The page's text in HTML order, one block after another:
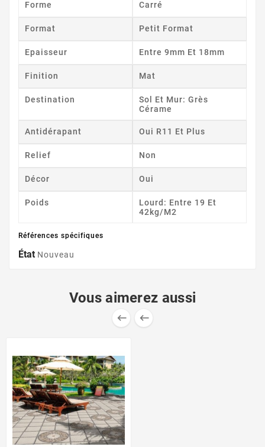
Forme Carré
Format Petit Format
Epaisseur Entre 9mm Et 18mm
Finition Mat
Destination
Sol Et Mur: Grès
Cérame
Antidérapant Oui R11 Et Plus
Relief Non
Décor Oui
Poids
Lourd: Entre 19 Et
42kg/m2
Références spécifiques
État Nouveau
Vous aimerez aussi
 